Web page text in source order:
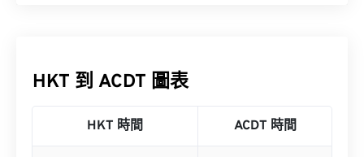
HKT 到 ACDT 圖表
HKT 時間 ACDT 時間